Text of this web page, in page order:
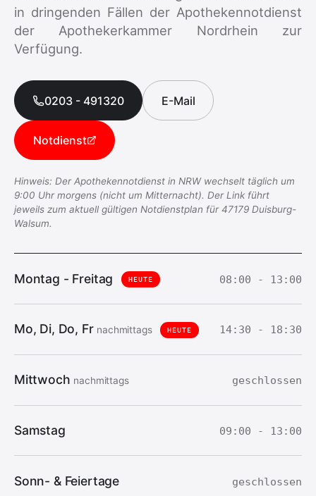
in dringenden Fällen der Apothekennotdienst
der Apothekerkammer Nordrhein zur
Verfügung.
0203 - 491320 E-Mail
Notdienst
Hinweis: Der Apothekennotdienst in NRW wechselt täglich um
9:00 Uhr morgens (nicht um Mitternacht). Der Link führt
jeweils zum aktuell gültigen Notdienstplan für 47179 Duisburg-
Walsum.
Montag - Freitag 08:00 - 13:00
Mo, Di, Do, Fr nachmittags 14:30 - 18:30
Mittwoch nachmittags geschlossen
Samstag 09:00 - 13:00
Sonn- & Feiertage geschlossen